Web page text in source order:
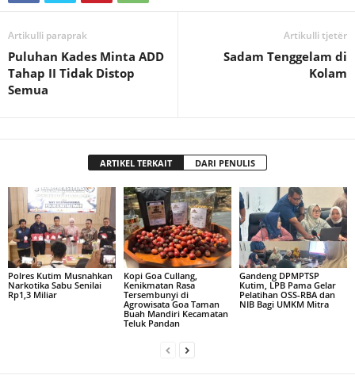
Artikulli paraprak
Puluhan Kades Minta ADD
Tahap II Tidak Distop
Semua
Artikulli tjetër
Sadam Tenggelam di
Kolam
ARTIKEL TERKAIT DARI PENULIS
Polres Kutim Musnahkan
Narkotika Sabu Senilai
Rp1,3 Miliar
Kopi Goa Cullang,
Kenikmatan Rasa
Tersembunyi di
Agrowisata Goa Taman
Buah Mandiri Kecamatan
Teluk Pandan
Gandeng DPMPTSP
Kutim, LPB Pama Gelar
Pelatihan OSS-RBA dan
NIB Bagi UMKM Mitra